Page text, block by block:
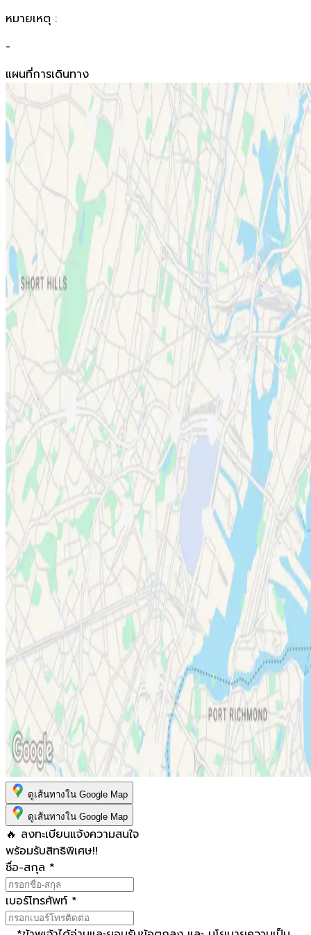
หมายเหตุ :
-
แผนที่การเดินทาง
ดูเส้นทางใน Google Map
ดูเส้นทางใน Google Map
🔥 ลงทะเบียนแจ้งความสนใจ
พร้อมรับสิทธิพิเศษ!!
ชื่อ-สกุล *
เบอร์โทรศัพท์ *